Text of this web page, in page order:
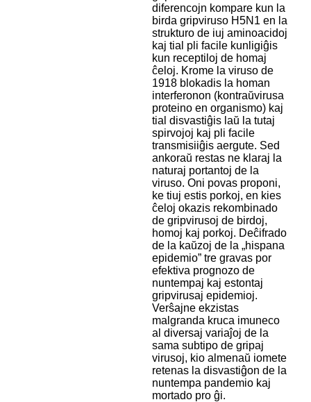
diferencojn kompare kun la
birda gripviruso H5N1 en la
strukturo de iuj aminoacidoj
kaj tial pli facile kunligiĝis
kun receptiloj de homaj
ĉeloj. Krome la viruso de
1918 blokadis la homan
interferonon (kontraŭvirusa
proteino en organismo) kaj
tial disvastiĝis laŭ la tutaj
spirvojoj kaj pli facile
transmisiiĝis aergute. Sed
ankoraŭ restas ne klaraj la
naturaj portantoj de la
viruso. Oni povas proponi,
ke tiuj estis porkoj, en kies
ĉeloj okazis rekombinado
de gripvirusoj de birdoj,
homoj kaj porkoj. Deĉifrado
de la kaŭzoj de la „hispana
epidemio” tre gravas por
efektiva prognozo de
nuntempaj kaj estontaj
gripvirusaj epidemioj.
Verŝajne ekzistas
malgranda kruca imuneco
al diversaj variaĵoj de la
sama subtipo de gripaj
virusoj, kio almenaŭ iomete
retenas la disvastiĝon de la
nuntempa pandemio kaj
mortado pro ĝi.